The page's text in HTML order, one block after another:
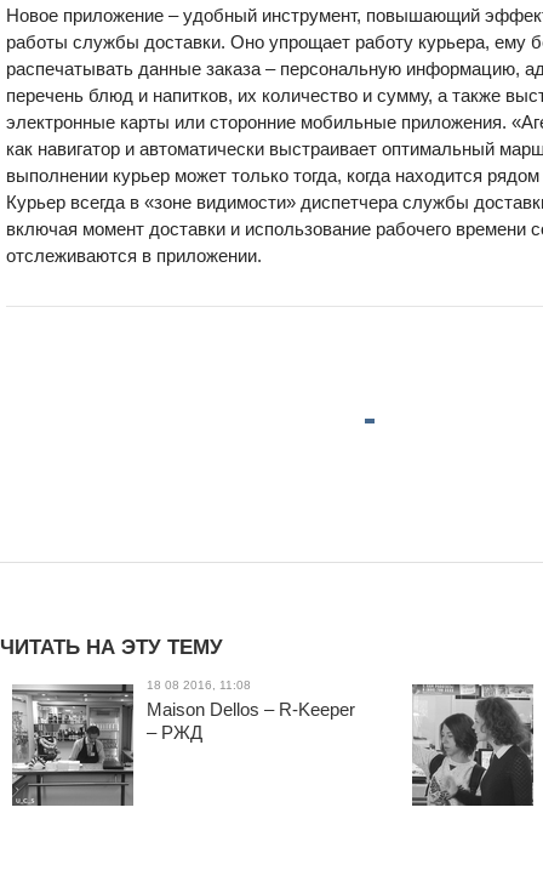
Новое приложение – удобный инструмент, повышающий
работы службы доставки. Оно упрощает работу курьера, ему
распечатывать данные заказа – персональную информацию,
перечень блюд и напитков, их количество и сумму, а также
электронные карты или сторонние мобильные приложения.
как навигатор и автоматически выстраивает оптимальный
выполнении курьер может только тогда, когда находится
Курьер всегда в «зоне видимости» диспетчера службы
включая момент доставки и использование рабочего времени
отслеживаются в приложении.
ЧИТАТЬ НА ЭТУ ТЕМУ
18 08 2016, 11:08
Maison Dellos – R-Keeper
– РЖД